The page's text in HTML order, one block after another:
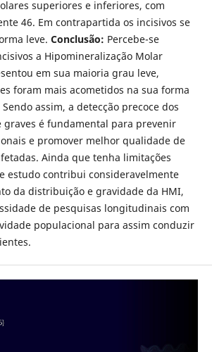
superiores e inferiores, com
46. Em contrapartida os incisivos se
leve. Conclusão: Percebe-se
a Hipomineralização Molar
em sua maioria grau leve,
foram mais acometidos na sua forma
assim, a detecção precoce dos
graves é fundamental para prevenir
e promover melhor qualidade de
Ainda que tenha limitações
estudo contribui consideravelmente
da distribuição e gravidade da HMI,
de pesquisas longitudinais com
populacional para assim conduzir